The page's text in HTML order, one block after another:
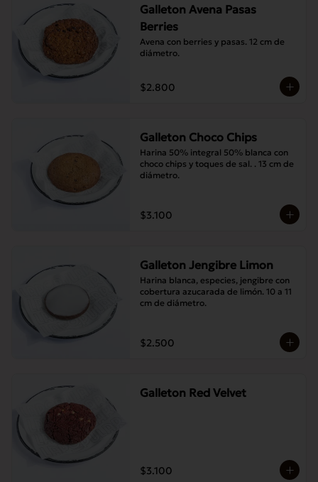
Galleton Avena Pasas
Berries
Avena con berries y pasas. 12 cm de
diámetro.
$2.800
Galleton Choco Chips
Harina 50% integral 50% blanca con
choco chips y toques de sal. . 13 cm de
diámetro.
$3.100
Galleton Jengibre Limon
Harina blanca, especies, jengibre con
cobertura azucarada de limón. 10 a 11
cm de diámetro.
$2.500
Galleton Red Velvet
$3.100